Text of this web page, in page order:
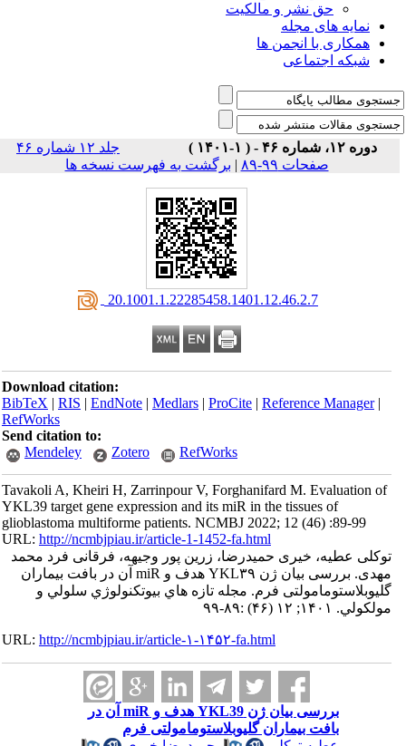
نشر و مالکیت
مجله
انجمن ها
جلد ۱۲ شماره ۴۶
|برگشت به فهرست نسخه ها
‎ 20.1001.1.22285458.1401.12.46.2.7
Download citation:
BibTeX| RIS|EndNote|Medlars|ProCite|
Send citation to:
Mendeley
Zotero
Tavakoli A, Kheiri H, Zarrinpour V, Forghanifard M.
YKL39 target gene expression and its miR in the
glioblastoma multiforme patients. NCMBJ 2022; 12
URL:http://ncmbjpiau.ir/article-1-1452-fa.html
خیری حمیدرضا، زرین پور وجیهه، فرقانی فرد محمد
مهدی. بررسی بیان ژن YKL۳۹ هدف و miR آن در بافت بیماران
فرم. مجله تازه هاي بيوتكنولوژي سلولي و
URL:http://ncmbjpiau.ir/article-۱-۱۴۵۲-fa.html
بررسی بیان ژن YKL39 هدف و miR آن در
بیماران گلیوبلاستومامولتی فرم